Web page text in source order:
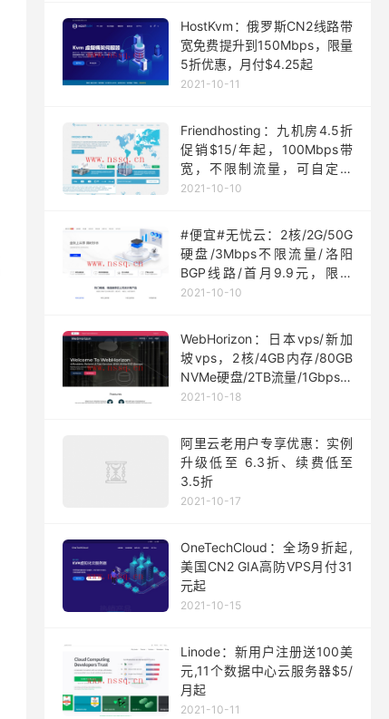
HostKvm：俄罗斯CN2线路带
宽免费提升到150Mbps，限量
5折优惠，月付$4.25起
2021-10-11
Friendhosting：九机房4.5折
促销$15/年起，100Mbps带
宽，不限制流量，可自定义
ISO
2021-10-10
#便宜#无忧云：2核/2G/50G
硬盘/3Mbps不限流量/洛阳
BGP线路/首月9.9元，限量
200台
2021-10-10
WebHorizon：日本vps/新加
坡vps，2核/4GB内存/80GB
NVMe硬盘/2TB流量/1Gbps端
口，$5/月起
2021-10-18
阿里云老用户专享优惠：实例
升级低至 6.3折、续费低至
3.5折
2021-10-17
OneTechCloud：全场9折起,
美国CN2 GIA高防VPS月付31
元起
2021-10-15
Linode：新用户注册送100美
元,11个数据中心云服务器$5/
月起
2021-10-11